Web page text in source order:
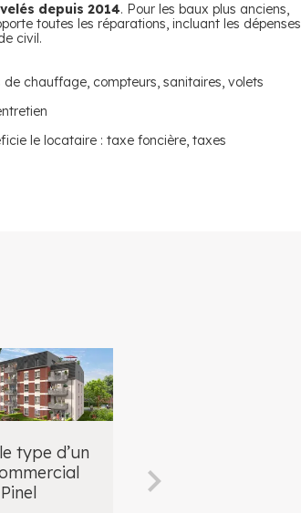
depuis 2014. Pour les baux plus anciens,
toutes les réparations, incluant les dépenses
civil.
chauffage, compteurs, sanitaires, volets
le locataire : taxe foncière, taxes
type d’un
local commercial
en loi Pinel